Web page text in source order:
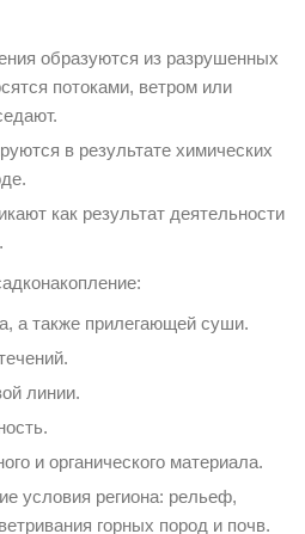
образуются из разрушенных
потоками, ветром или
в результате химических
как результат деятельности
а также прилегающей суши.
линии.
и органического материала.
условия региона: рельеф,
горных пород и почв.